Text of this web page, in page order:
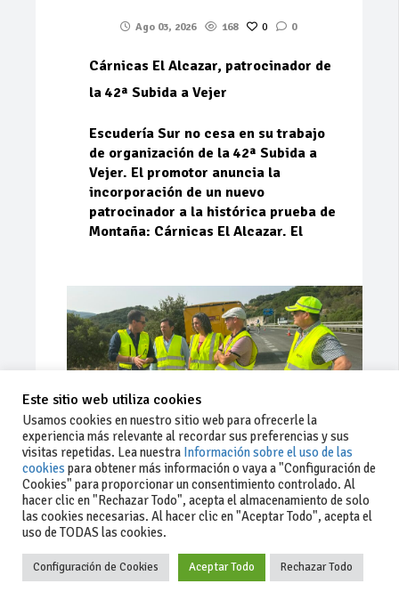
Ago 03, 2026 168 0 0
Cárnicas El Alcazar, patrocinador de
la 42ª Subida a Vejer
Escudería Sur no cesa en su trabajo
de organización de la 42ª Subida a
Vejer. El promotor anuncia la
incorporación de un nuevo
patrocinador a la histórica prueba de
Montaña: Cárnicas El Alcazar. El
Ago 03, 2026 85 0 0
La Junta implementa mejoras en la
A381 por Los Barrios
Este sitio web utiliza cookies
Usamos cookies en nuestro sitio web para ofrecerle la
experiencia más relevante al recordar sus preferencias y sus
visitas repetidas. Lea nuestra Información sobre el uso de las
cookies para obtener más información o vaya a "Configuración de
Cookies" para proporcionar un consentimiento controlado. Al
hacer clic en "Rechazar Todo", acepta el almacenamiento de solo
las cookies necesarias. Al hacer clic en "Aceptar Todo", acepta el
uso de TODAS las cookies.
Configuración de Cookies Aceptar Todo Rechazar Todo